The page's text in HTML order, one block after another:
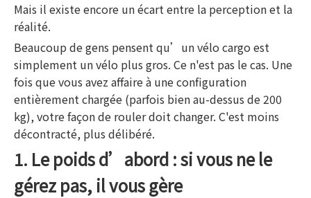
Mais il existe encore un écart entre la perception et la
réalité.
Beaucoup de gens pensent qu’un vélo cargo est
simplement un vélo plus gros. Ce n'est pas le cas. Une
fois que vous avez affaire à une configuration
entièrement chargée (parfois bien au-dessus de 200
kg), votre façon de rouler doit changer. C'est moins
décontracté, plus délibéré.
1. Le poids d’abord : si vous ne le
gérez pas, il vous gère